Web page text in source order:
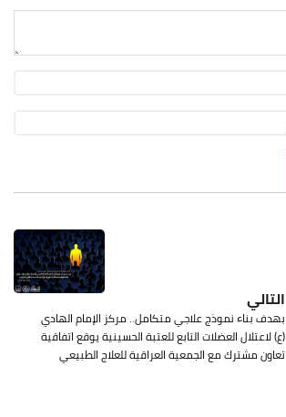
التالي
بهدف بناء نموذج علاجي متكامل.. مركز الإمام الهادي
(ع) لاعتلال العضلات التابع للعتبة الحسينية يوقع اتفاقية
تعاون مشترك مع الجمعية العراقية للعلاج الطبيعي